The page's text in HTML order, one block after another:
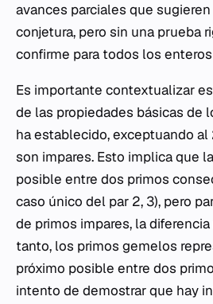
avances parciales que
conjetura, pero sin una prueba
confirme para todos los
Es importante contextualizar
de las propiedades básicas de
ha establecido, exceptuando
son impares. Esto implica que
posible entre dos primos
caso único del par 2, 3), pero
de primos impares, la
tanto, los primos gemelos
próximo posible entre dos
intento de demostrar que hay